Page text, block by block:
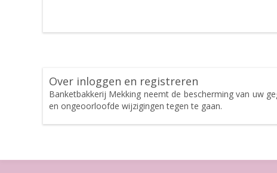
Over inloggen en registreren
Banketbakkerij Mekking neemt de bescherming van uw
en ongeoorloofde wijzigingen tegen te gaan.